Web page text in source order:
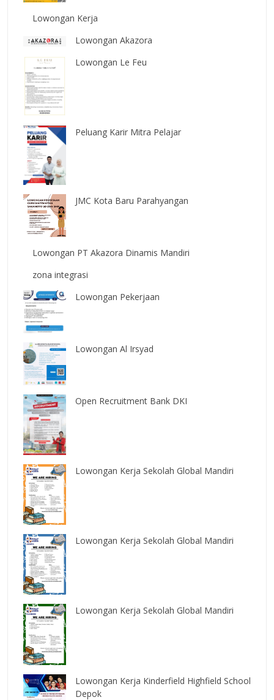
Lowongan Kerja
Lowongan Akazora
Lowongan Le Feu
Peluang Karir Mitra Pelajar
JMC Kota Baru Parahyangan
Lowongan PT Akazora Dinamis Mandiri
zona integrasi
Lowongan Pekerjaan
Lowongan Al Irsyad
Open Recruitment Bank DKI
Lowongan Kerja Sekolah Global Mandiri
Lowongan Kerja Sekolah Global Mandiri
Lowongan Kerja Sekolah Global Mandiri
Lowongan Kerja Kinderfield Highfield School
Depok